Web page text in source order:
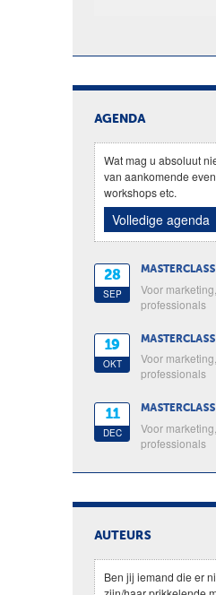
AGENDA
Wat mag u absoluut
van aankomende
workshops etc.
Volledige agenda
28
SEP
Voor
professionals
19
OKT
Voor
professionals
11
DEC
Voor
professionals
AUTEURS
Ben jij iemand die er